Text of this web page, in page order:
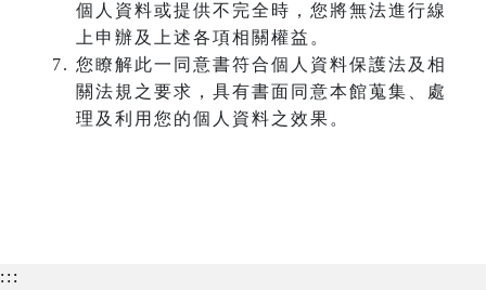
個人資料或提供不完全時，您將無法進行線
上申辦及上述各項相關權益。
您瞭解此一同意書符合個人資料保護法及相
關法規之要求，具有書面同意本館蒐集、處
理及利用您的個人資料之效果。
:::